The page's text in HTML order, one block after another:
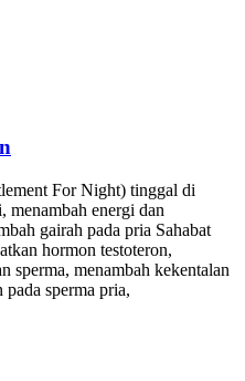
For Night) tinggal di
menambah energi dan
gairah pada pria Sahabat
hormon testoteron,
sperma, menambah kekentalan
pada sperma pria,